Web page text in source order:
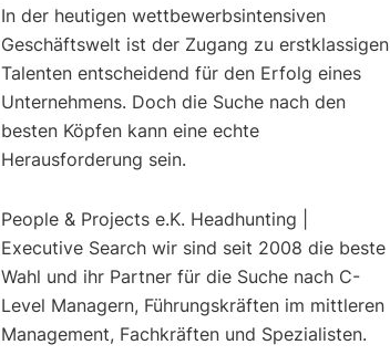
In der heutigen wettbewerbsintensiven
Geschäftswelt ist der Zugang zu erstklassigen
Talenten entscheidend für den Erfolg eines
Unternehmens. Doch die Suche nach den
besten Köpfen kann eine echte
Herausforderung sein.
People & Projects e.K. Headhunting |
Executive Search wir sind seit 2008 die beste
Wahl und ihr Partner für die Suche nach C-
Level Managern, Führungskräften im mittleren
Management, Fachkräften und Spezialisten.